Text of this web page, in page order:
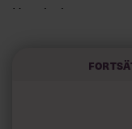
Horwitz har nu
kortfattat slarviga